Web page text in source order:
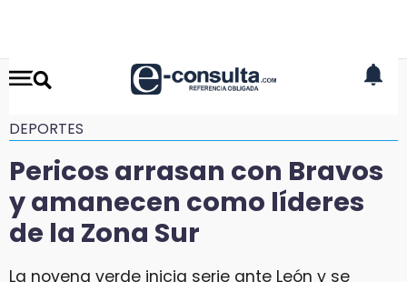
DEPORTES
Pericos arrasan con Bravos
y amanecen como líderes
de la Zona Sur
La novena verde inicia serie ante León y se